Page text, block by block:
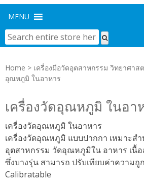
MENU
Home > เครื่องมือวัดอุตสาหกรรม วิทยาศาส
อุณหภูมิ ในอาหาร
เครื่องวัดอุณหภูมิ ในอา
เครื่องวัดอุณหภูมิ ในอาหาร
เครื่องวัดอุณหภูมิ แบบปากกา เหมาะส
อุตสาหกรรม วัดอุณหภูมิใน อาหาร เนื้อ
ซึ่งบางรุ่น สามารถ ปรับเทียบค่าความถู
Calibratable